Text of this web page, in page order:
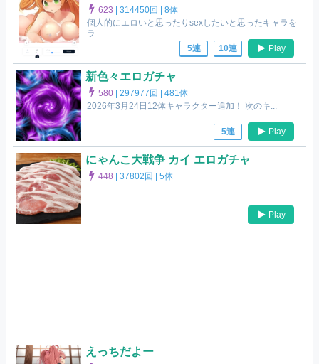
623 |314450回 |8体
個人的にエロいと思ったりsexしたいと思ったキャラを
ラ...
5連
10連 Play
新色々エロガチャ
580 |297977回 |481体
2026年3月24日12体キャラクター追加！ 次のキ...
5連 Play
にゃんこ大戦争 カイ エロガチャ
448 |37802回 |5体
Play
えっちだよー